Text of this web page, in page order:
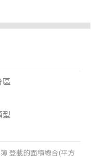
區
型
登載的面積總合(平方